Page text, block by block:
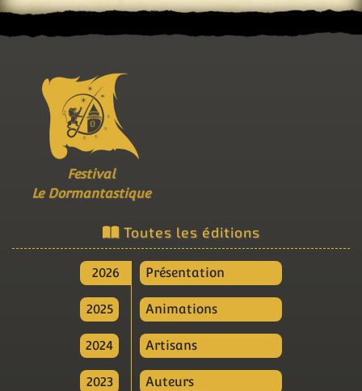
Festival
Le Dormantastique
Toutes les éditions
2026
2025
2024
2023
Présentation
Animations
Artisans
Auteurs